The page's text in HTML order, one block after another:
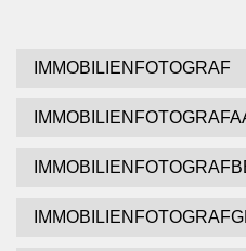
IMMOBILIENFOTOGRAF